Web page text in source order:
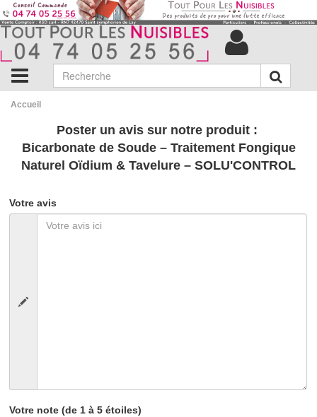
Accueil
Poster un avis sur notre produit :
Bicarbonate de Soude – Traitement Fongique
Naturel Oïdium & Tavelure – SOLU'CONTROL
Votre avis
Votre note (de 1 à 5 étoiles)